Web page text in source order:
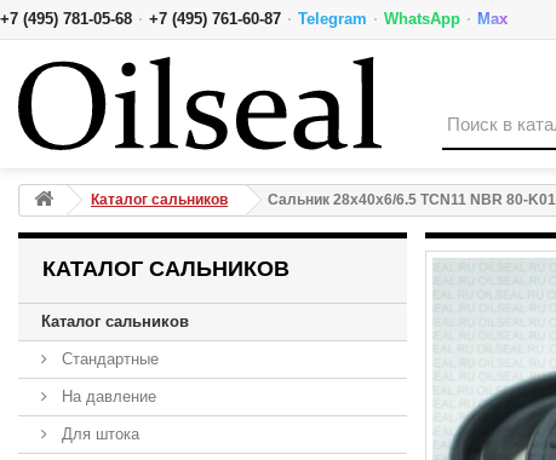
+7 (495) 781-05-68 · +7 (495) 761-60-87 · Telegram · WhatsApp · Max
Каталог сальников Сальник 28x40x6/6.5 TCN11 NBR 80-
КАТАЛОГ САЛЬНИКОВ
Каталог сальников
Стандартные
На давление
Для штока
Сальник 28x40x6/6.5 TCN11 NBR 80-K01B-C-E NAK